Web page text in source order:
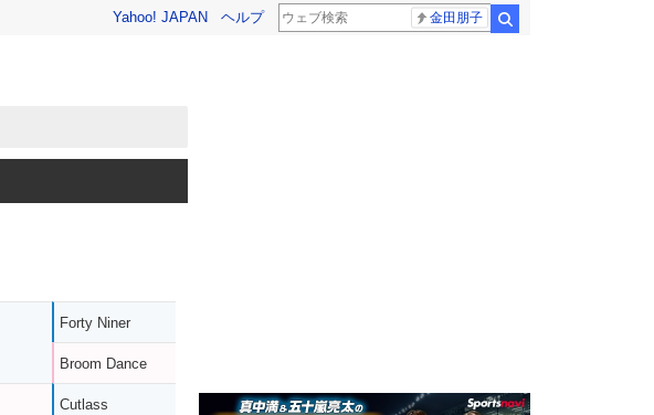
Yahoo! JAPAN ヘルプ 金田朋子
Forty Niner
Broom Dance
Cutlass